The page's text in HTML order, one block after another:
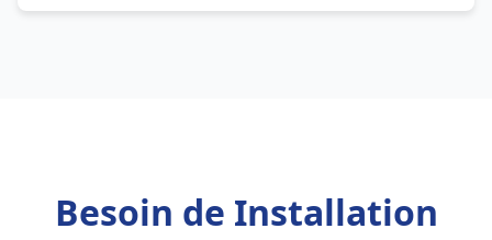
Besoin de Installation